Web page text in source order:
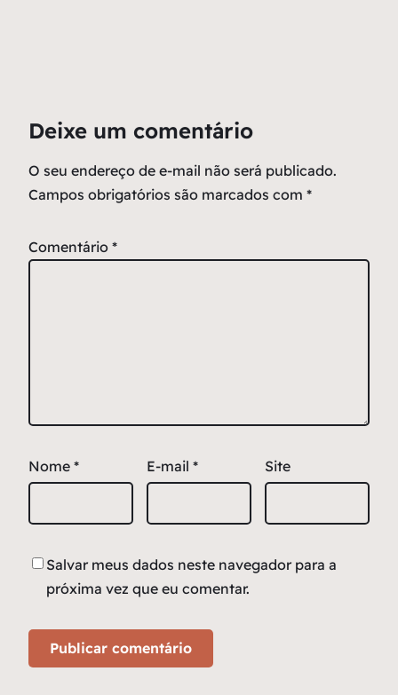
Deixe um comentário
O seu endereço de e-mail não será publicado.
Campos obrigatórios são marcados com *
Comentário *
Nome * E-mail * Site
Salvar meus dados neste navegador para a
próxima vez que eu comentar.